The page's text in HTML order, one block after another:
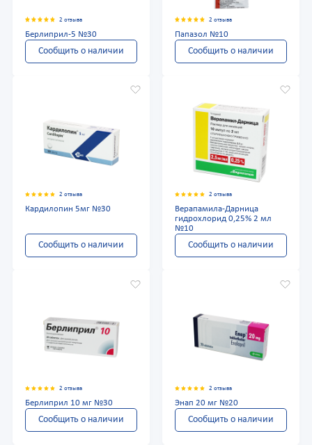
2 отзыва
Берлиприл-5 №30
Сообщить о наличии
2 отзыва
Папазол №10
Сообщить о наличии
2 отзыва
Кардилопин 5мг №30
Сообщить о наличии
2 отзыва
Верапамила-Дарница
гидрохлорид 0,25% 2 мл
№10
Сообщить о наличии
2 отзыва
Берлиприл 10 мг №30
Сообщить о наличии
2 отзыва
Энап 20 мг №20
Сообщить о наличии